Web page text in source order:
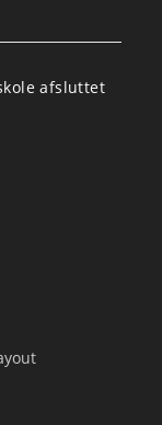
afsluttet